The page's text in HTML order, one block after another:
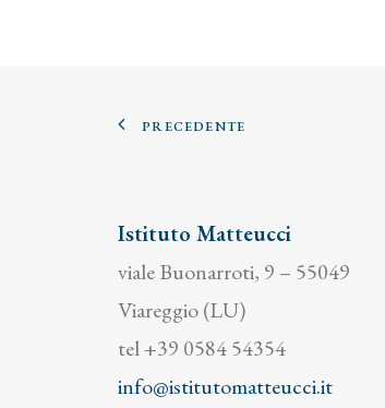
PRECEDENTE
Istituto Matteucci
viale Buonarroti, 9 – 55049
Viareggio (LU)
tel +39 0584 54354
info@istitutomatteucci.it